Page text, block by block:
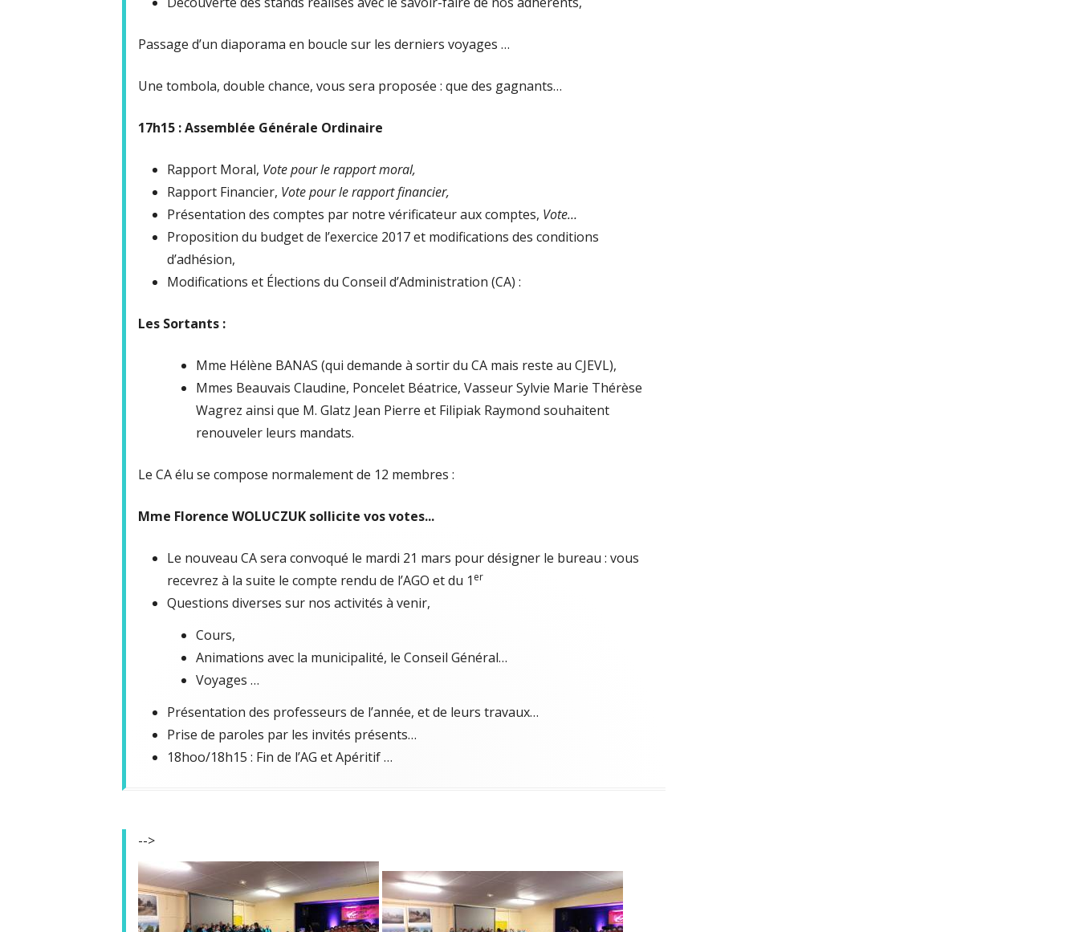
Passage d’un diaporama en boucle sur les derniers voyages …
Une tombola, double chance, vous sera proposée : que des gagnants…
17h15 : Assemblée Générale Ordinaire
Rapport Moral, Vote pour le rapport moral,
Rapport Financier, Vote pour le rapport financier,
Présentation des comptes par notre vérificateur aux comptes, Vote…
Proposition du budget de l’exercice 2017 et modifications des conditions
d’adhésion,
Modifications et Élections du Conseil d’Administration (CA) :
Les Sortants :
Mme Hélène BANAS (qui demande à sortir du CA mais reste au CJEVL),
Mmes Beauvais Claudine, Poncelet Béatrice, Vasseur Sylvie Marie Thérèse
Wagrez ainsi que M. Glatz Jean Pierre et Filipiak Raymond souhaitent
renouveler leurs mandats.
Le CA élu se compose normalement de 12 membres :
Mme Florence WOLUCZUK sollicite vos votes...
Le nouveau CA sera convoqué le mardi 21 mars pour désigner le bureau : vous
recevrez à la suite le compte rendu de l’AGO et du 1 er
Questions diverses sur nos activités à venir,
Cours,
Animations avec la municipalité, le Conseil Général…
Voyages …
Présentation des professeurs de l’année, et de leurs travaux…
Prise de paroles par les invités présents…
18hoo/18h15 : Fin de l’AG et Apéritif …
-->